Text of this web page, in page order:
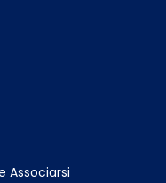
Associarsi